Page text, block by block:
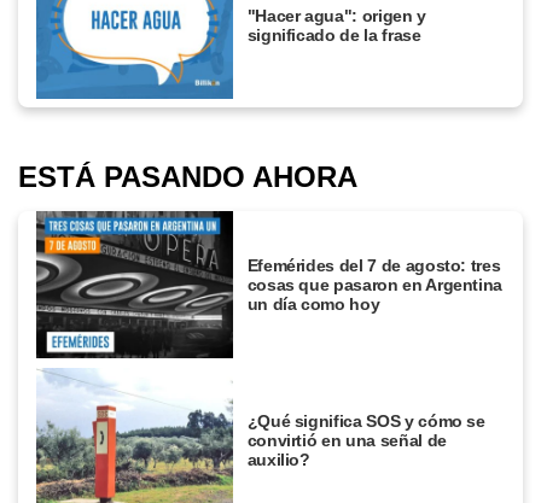
"Hacer agua": origen y
significado de la frase
ESTÁ PASANDO AHORA
Efemérides del 7 de agosto: tres
cosas que pasaron en Argentina
un día como hoy
¿Qué significa SOS y cómo se
convirtió en una señal de
auxilio?